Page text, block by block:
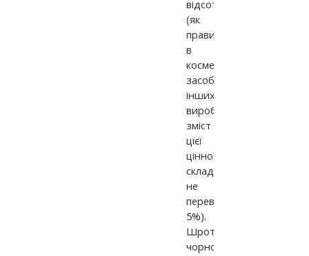
відсоток
(як
правило,
в
косметичних
засобах
інших
виробників
зміст
цієї
цінної
складової
не
перевищує
5%).
Шрот
чорної